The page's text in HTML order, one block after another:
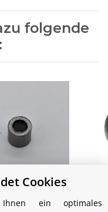
folgende
250/350/500)
Cookies
ein optimales